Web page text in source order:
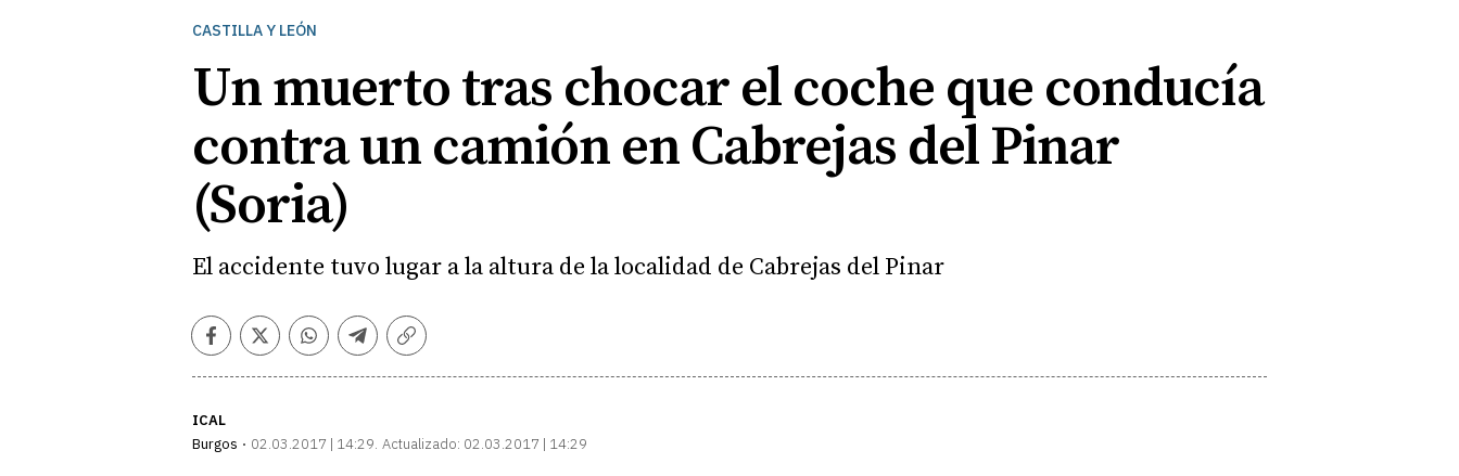
CASTILLA Y LEÓN
Un muerto tras chocar el coche que conducía
contra un camión en Cabrejas del Pinar
(Soria)
El accidente tuvo lugar a la altura de la localidad de Cabrejas del Pinar
Facebook
TwitterWhatsapp
Telegram
Copiar
ICAL
Burgos
02.03.2017 | 14:29 Actualizado: 02.03.2017 | 14:29